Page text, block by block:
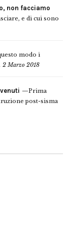
non facciamo
e di cui sono
modo i
2 Marzo 2018
Prima
post-sisma